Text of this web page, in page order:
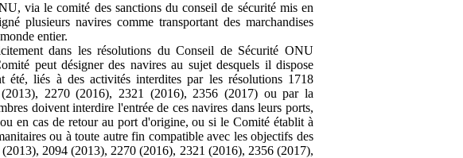
via le comité des sanctions du conseil de sécurité mis en
plusieurs navires comme transportant des marchandises
entier.
dans les résolutions du Conseil de Sécurité ONU
peut désigner des navires au sujet desquels il dispose
liés à des activités interdites par les résolutions 1718
2270 (2016), 2321 (2016), 2356 (2017) ou par la
doivent interdire l'entrée de ces navires dans leurs ports,
en cas de retour au port d'origine, ou si le Comité établit à
ou à toute autre fin compatible avec les objectifs des
2094 (2013), 2270 (2016), 2321 (2016), 2356 (2017),